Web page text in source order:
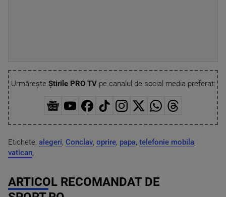
Urmărește Știrile PRO TVpe canalul de social media preferat:
Etichete: alegeri, Conclav, oprire, papa, telefonie mobila,
vatican,
ARTICOL RECOMANDAT DE